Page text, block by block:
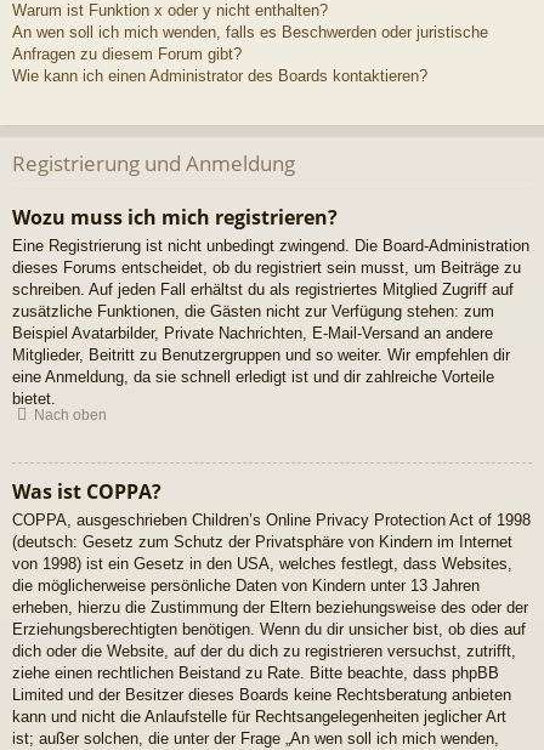
Warum ist Funktion x oder y nicht enthalten?
An wen soll ich mich wenden, falls es Beschwerden oder juristische
Anfragen zu diesem Forum gibt?
Wie kann ich einen Administrator des Boards kontaktieren?
Registrierung und Anmeldung
Wozu muss ich mich registrieren?
Eine Registrierung ist nicht unbedingt zwingend. Die Board-Administration
dieses Forums entscheidet, ob du registriert sein musst, um Beiträge zu
schreiben. Auf jeden Fall erhältst du als registriertes Mitglied Zugriff auf
zusätzliche Funktionen, die Gästen nicht zur Verfügung stehen: zum
Beispiel Avatarbilder, Private Nachrichten, E-Mail-Versand an andere
Mitglieder, Beitritt zu Benutzergruppen und so weiter. Wir empfehlen dir
eine Anmeldung, da sie schnell erledigt ist und dir zahlreiche Vorteile
bietet.
Nach oben
Was ist COPPA?
COPPA, ausgeschrieben Children’s Online Privacy Protection Act of 1998
(deutsch: Gesetz zum Schutz der Privatsphäre von Kindern im Internet
von 1998) ist ein Gesetz in den USA, welches festlegt, dass Websites,
die möglicherweise persönliche Daten von Kindern unter 13 Jahren
erheben, hierzu die Zustimmung der Eltern beziehungsweise des oder der
Erziehungsberechtigten benötigen. Wenn du dir unsicher bist, ob dies auf
dich oder die Website, auf der du dich zu registrieren versuchst, zutrifft,
ziehe einen rechtlichen Beistand zu Rate. Bitte beachte, dass phpBB
Limited und der Besitzer dieses Boards keine Rechtsberatung anbieten
kann und nicht die Anlaufstelle für Rechtsangelegenheiten jeglicher Art
ist; außer solchen, die unter der Frage „An wen soll ich mich wenden,